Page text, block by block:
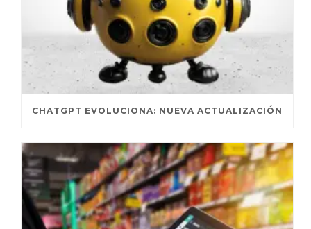
CHATGPT EVOLUCIONA: NUEVA ACTUALIZACIÓN